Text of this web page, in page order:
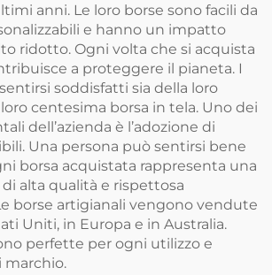
anni. Le loro borse sono facili da
e hanno un impatto
ridotto. Ogni volta che si acquista
a proteggere il pianeta. I
soddisfatti sia della loro
centesima borsa in tela. Uno dei
dell’azienda è l’adozione di
Una persona può sentirsi bene
borsa acquistata rappresenta una
alta qualità e rispettosa
borse artigianali vengono vendute
Uniti, in Europa e in Australia.
perfette per ogni utilizzo e
marchio.